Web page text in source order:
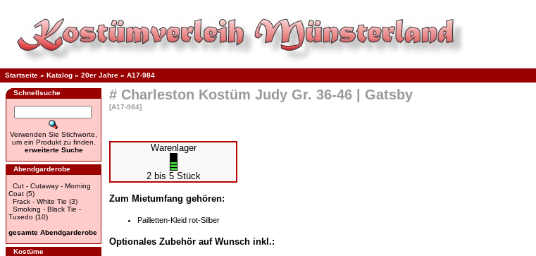
Startseite » Katalog » 20er Jahre » A17-984
Schnellsuche
Verwenden Sie Stichworte,
um ein Produkt zu finden.
erweiterte Suche
Abendgarderobe
Cut - Cutaway - Morning
Coat (5)
Frack - White Tie (3)
Smoking - Black Tie -
Tuxedo (10)
gesamte Abendgarderobe
Kostüme
# Charleston Kostüm Judy Gr. 36-46 | Gatsby
[A17-984]
Warenlager
2 bis 5 Stück
Zum Mietumfang gehören:
Pailletten-Kleid rot-Silber
Optionales Zubehör auf Wunsch inkl.: